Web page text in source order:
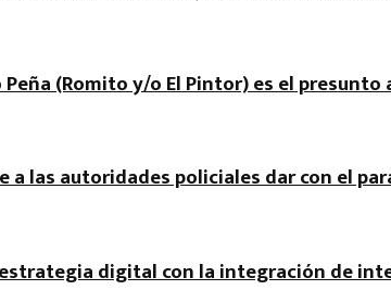
(Romito y/o El Pintor) es el
a las autoridades policiales dar con el
digital con la integración de